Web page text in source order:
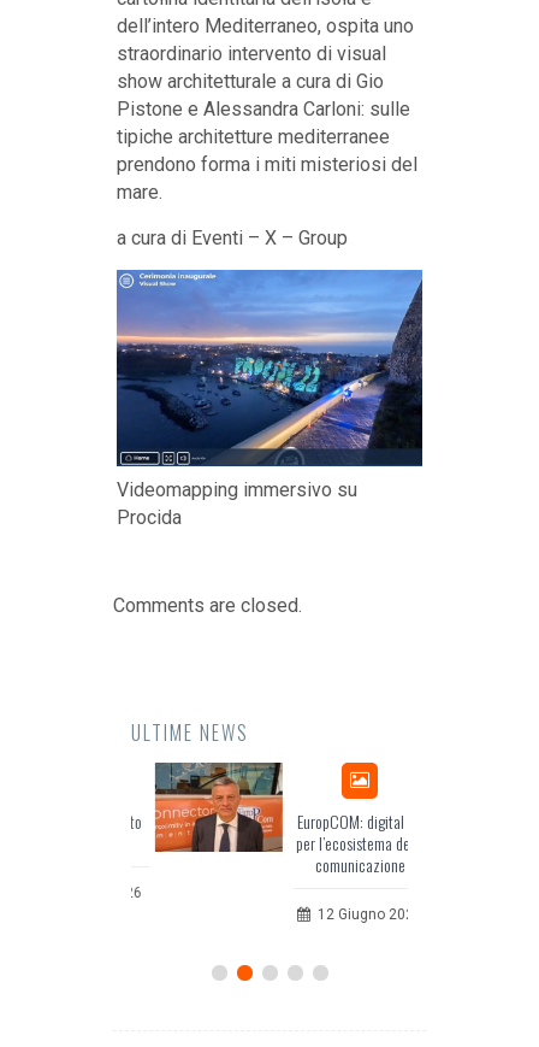
dell’intero Mediterraneo, ospita uno
straordinario intervento di visual
show architetturale a cura di Gio
Pistone e Alessandra Carloni: sulle
tipiche architetture mediterranee
prendono forma i miti misteriosi del
mare.
a cura di Eventi – X – Group
Videomapping immersivo su
Procida
Comments are closed.
ULTIME NEWS
EuropCOM: digital kit
per l’ecosistema della
comunicazione
12 Giugno 2026